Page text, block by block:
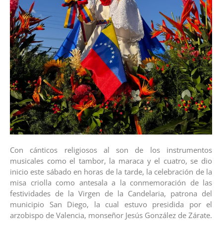
Con cánticos religiosos al son de los instrumentos
musicales como el tambor, la maraca y el cuatro, se dio
inicio este sábado en horas de la tarde, la celebración de la
misa criolla como antesala a la conmemoración de las
festividades de la Virgen de la Candelaria, patrona del
municipio San Diego, la cual estuvo presidida por el
arzobispo de Valencia, monseñor Jesús González de Zárate.